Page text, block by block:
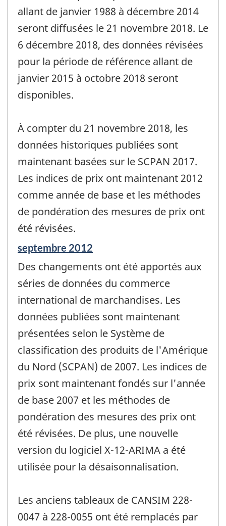
allant de janvier 1988 à décembre 2014
seront diffusées le 21 novembre 2018. Le
6 décembre 2018, des données révisées
pour la période de référence allant de
janvier 2015 à octobre 2018 seront
disponibles.
À compter du 21 novembre 2018, les
données historiques publiées sont
maintenant basées sur le SCPAN 2017.
Les indices de prix ont maintenant 2012
comme année de base et les méthodes
de pondération des mesures de prix ont
été révisées.
Période
référence
de
-
septembre 2012
Des changements ont été apportés aux
séries de données du commerce
international de marchandises. Les
données publiées sont maintenant
présentées selon le Système de
classification des produits de l'Amérique
du Nord (SCPAN) de 2007. Les indices de
prix sont maintenant fondés sur l'année
de base 2007 et les méthodes de
pondération des mesures des prix ont
été révisées. De plus, une nouvelle
version du logiciel X-12-ARIMA a été
utilisée pour la désaisonnalisation.
Les anciens tableaux de CANSIM 228-
0047 à 228-0055 ont été remplacés par